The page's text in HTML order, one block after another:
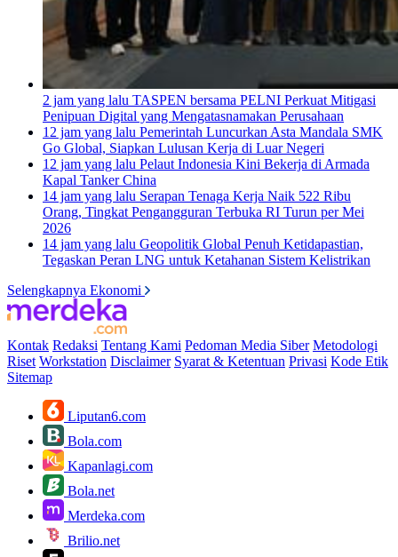
2 jam yang lalu TASPEN bersama PELNI Perkuat Mitigasi
Penipuan Digital yang Mengatasnamakan Perusahaan
12 jam yang lalu Pemerintah Luncurkan Asta Mandala SMK
Go Global, Siapkan Lulusan Kerja di Luar Negeri
12 jam yang lalu Pelaut Indonesia Kini Bekerja di Armada
Kapal Tanker China
14 jam yang lalu Serapan Tenaga Kerja Naik 522 Ribu
Orang, Tingkat Pengangguran Terbuka RI Turun per Mei
2026
14 jam yang lalu Geopolitik Global Penuh Ketidapastian,
Tegaskan Peran LNG untuk Ketahanan Sistem Kelistrikan
Selengkapnya Ekonomi
Kontak Redaksi Tentang Kami Pedoman Media Siber Metodologi
Riset Workstation Disclaimer Syarat & Ketentuan Privasi Kode Etik
Sitemap
Liputan6.com
Bola.com
Kapanlagi.com
Bola.net
Merdeka.com
Brilio.net